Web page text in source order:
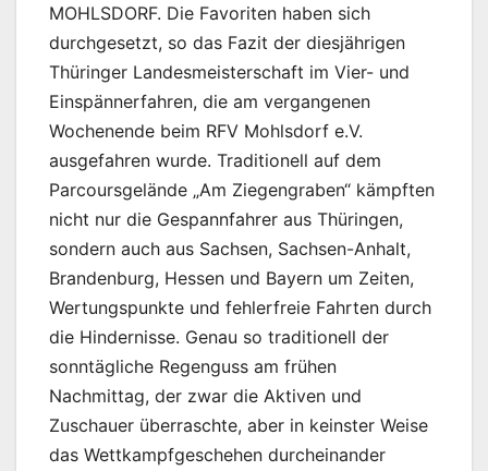
MOHLSDORF. Die Favoriten haben sich
durchgesetzt, so das Fazit der diesjährigen
Thüringer Landesmeisterschaft im Vier- und
Einspännerfahren, die am vergangenen
Wochenende beim RFV Mohlsdorf e.V.
ausgefahren wurde. Traditionell auf dem
Parcoursgelände „Am Ziegengraben“ kämpften
nicht nur die Gespannfahrer aus Thüringen,
sondern auch aus Sachsen, Sachsen-Anhalt,
Brandenburg, Hessen und Bayern um Zeiten,
Wertungspunkte und fehlerfreie Fahrten durch
die Hindernisse. Genau so traditionell der
sonntägliche Regenguss am frühen
Nachmittag, der zwar die Aktiven und
Zuschauer überraschte, aber in keinster Weise
das Wettkampfgeschehen durcheinander